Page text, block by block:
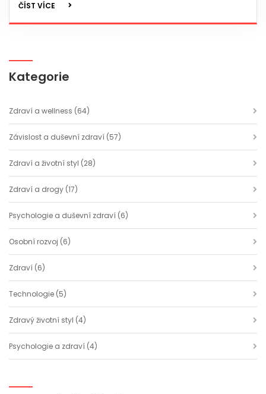
ČÍST VÍCE
Kategorie
Zdraví a wellness (64)
Závislost a duševní zdraví (57)
Zdraví a životní styl (28)
Zdraví a drogy (17)
Psychologie a duševní zdraví (6)
Osobní rozvoj (6)
Zdraví (6)
Technologie (5)
Zdravý životní styl (4)
Psychologie a zdraví (4)